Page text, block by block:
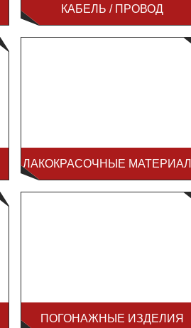
КАБЕЛЬ / ПРОВОД
ЛАКОКРАСОЧНЫЕ
ПОГОНАЖНЫЕ ИЗДЕЛИЯ